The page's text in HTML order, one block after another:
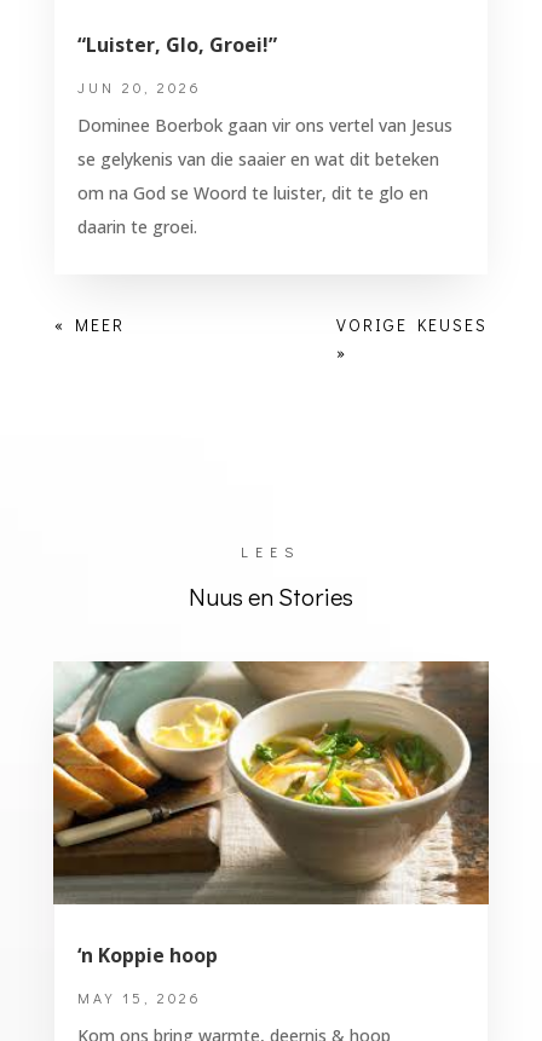
“Luister, Glo, Groei!”
JUN 20, 2026
Dominee Boerbok gaan vir ons vertel van Jesus
se gelykenis van die saaier en wat dit beteken
om na God se Woord te luister, dit te glo en
daarin te groei.
LEES
Nuus en Stories
‘n Koppie hoop
MAY 15, 2026
Kom ons bring warmte, deernis & hoop